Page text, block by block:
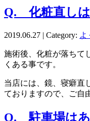
Q. 化粧直しは
2019.06.27 | Category: よ
施術後、化粧が落ちて
くある事です。
当店には、鏡、寝癖直
ておりますので、ご自
Q. 駐車場はあ